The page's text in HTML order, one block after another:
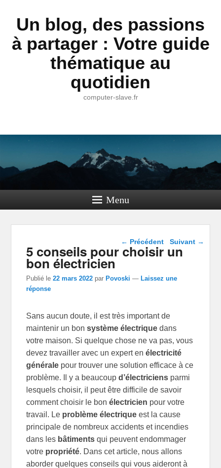
Un blog, des passions
à partager : Votre guide
thématique au
quotidien
computer-slave.fr
Menu
Navigation dans les
articles
← Précédent Suivant →
5 conseils pour choisir un
bon électricien
Publié le22 mars 2022 parPovoski —Laissez une
réponse
Sans aucun doute, il est très important de
maintenir un bon système électrique dans
votre maison. Si quelque chose ne va pas, vous
devez travailler avec un expert enélectricité
générale pour trouver une solution efficace à ce
problème. Il y a beaucoupd’électriciens parmi
lesquels choisir, il peut être difficile de savoir
comment choisir le bonélectricien pour votre
travail. Le problème électrique est la cause
principale de nombreux accidents et incendies
dans les bâtiments qui peuvent endommager
votre propriété. Dans cet article, nous allons
aborder quelques conseils qui vous aideront à